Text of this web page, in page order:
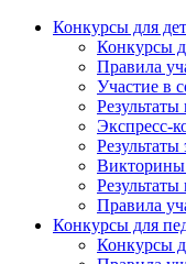
Конкурсы для
Конкурсы
Правила
Участие в
Экспресс-
Результаты
Викторины
Правила
Конкурсы для
Конкурсы